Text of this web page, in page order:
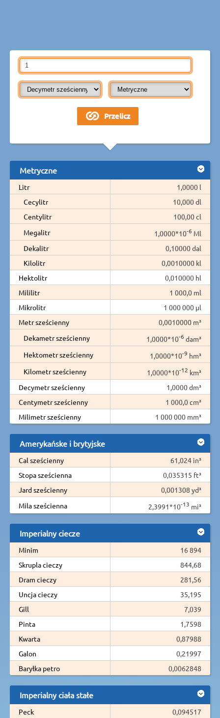
Metryczne
Litr
1,0000 l
Cecylitr
10,000 dl
Centylitr
100,00 cl
Megalitr
1,0000*10-6 Ml
Dekalitr
0,10000 dal
Kilolitr
0,0010000 kl
Hektolitr
0,010000 hl
Mililitr
1 000,0 ml
Mikrolitr
1 000 000 µl
Metr sześcienny
0,0010000 m³
Dekametr sześcienny
1,0000*10-6 dam³
Hektometr sześcienny
1,0000*10-9 hm³
Kilometr sześcienny
1,0000*10-12 km³
Decymetr sześcienny
1,0000 dm³
Centymetr sześcienny
1 000,0 cm³
Milimetr sześcienny
1 000 000 mm³
Amerykańske i brytyjske
Cal sześcienny
61,024 in³
Stopa sześcienna
0,035315 ft³
Jard sześcienny
0,001308 yd³
Mila sześcienna
2,3991*10-13 mi³
Imperialny ciecze
Minim
16 894
Skrupla cieczy
844,68
Dram cieczy
281,56
Uncja cieczy
35,195
Gill
7,039
Pinta
1,7598
Kwarta
0,87988
Galon
0,21997
Baryłka petro
0,0062848
Imperialny ciała stałe
Peck 0,094517